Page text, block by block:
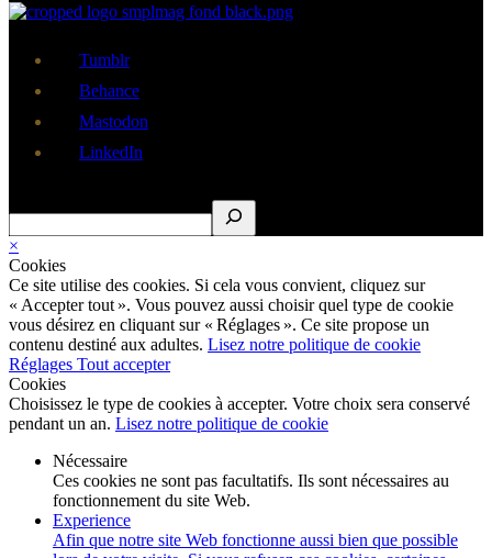
Tumblr
Behance
Mastodon
LinkedIn
×
Cookies
Ce site utilise des cookies. Si cela vous convient, cliquez sur
« Accepter tout ». Vous pouvez aussi choisir quel type de cookie
vous désirez en cliquant sur « Réglages ». Ce site propose un
contenu destiné aux adultes. Lisez notre politique de cookie
Réglages Tout accepter
Cookies
Choisissez le type de cookies à accepter. Votre choix sera conservé
pendant un an. Lisez notre politique de cookie
Nécessaire
Ces cookies ne sont pas facultatifs. Ils sont nécessaires au
fonctionnement du site Web.
Experience
Afin que notre site Web fonctionne aussi bien que possible